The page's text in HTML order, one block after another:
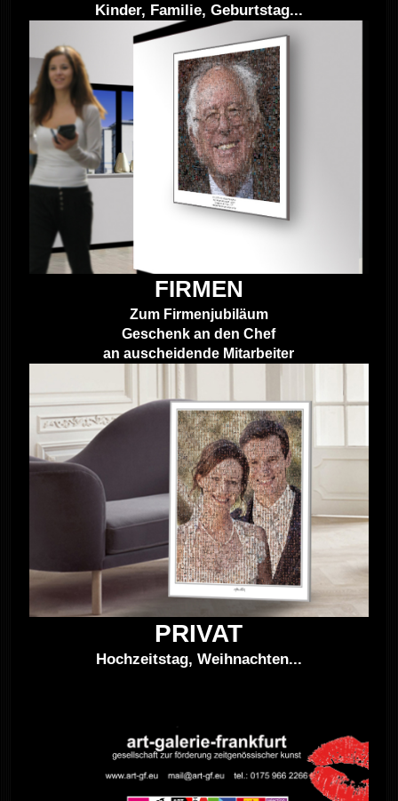
Kinder, Familie, Geburtstag...
FIRMEN
Zum Firmenjubiläum
Geschenk an den Chef
an auscheidende Mitarbeiter
PRIVAT
Hochzeitstag, Weihnachten...